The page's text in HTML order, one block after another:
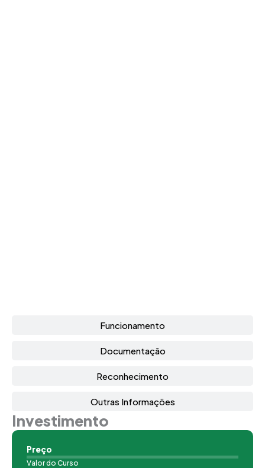
Funcionamento
Documentação
Reconhecimento
Outras Informações
Investimento
Preço
Valor do Curso